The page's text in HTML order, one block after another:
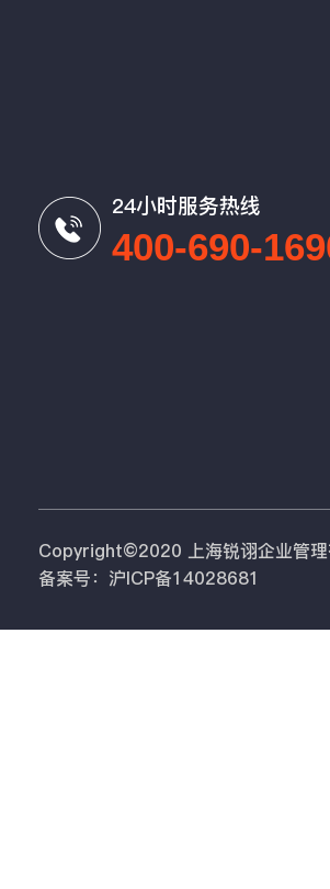
24小时服务热线
400-690-
Copyright©2020 上海锐诩企业管理
备案号：沪ICP备14028681